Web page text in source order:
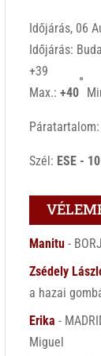
Időjárás, 06
Időjárás:
+39
Max.:+40
°
Szél: ESE -
Manitu -
Zsédely
a hazai
Erika -
Miguel